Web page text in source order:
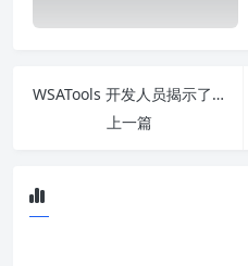
WSATools 开发人员揭示了 Microsoft 为 Windows 11 取消其 Android 应用侧加载器的“正当”理由
上一篇